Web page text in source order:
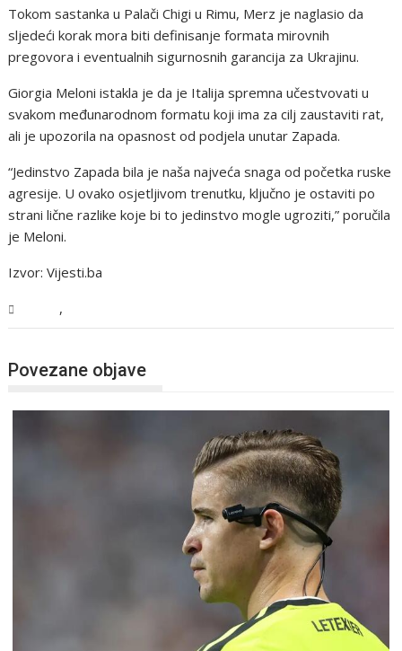
Tokom sastanka u Palači Chigi u Rimu, Merz je naglasio da
sljedeći korak mora biti definisanje formata mirovnih
pregovora i eventualnih sigurnosnih garancija za Ukrajinu.
Giorgia Meloni istakla je da je Italija spremna učestvovati u
svakom međunarodnom formatu koji ima za cilj zaustaviti rat,
ali je upozorila na opasnost od podjela unutar Zapada.
“Jedinstvo Zapada bila je naša najveća snaga od početka ruske
agresije. U ovako osjetljivom trenutku, ključno je ostaviti po
strani lične razlike koje bi to jedinstvo mogle ugroziti,” poručila
je Meloni.
Izvor: Vijesti.ba
,
Povezane objave